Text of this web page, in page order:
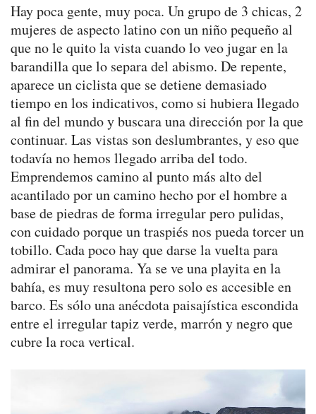
Hay poca gente, muy poca. Un grupo de 3 chicas, 2
mujeres de aspecto latino con un niño pequeño al
que no le quito la vista cuando lo veo jugar en la
barandilla que lo separa del abismo. De repente,
aparece un ciclista que se detiene demasiado
tiempo en los indicativos, como si hubiera llegado
al fin del mundo y buscara una dirección por la que
continuar. Las vistas son deslumbrantes, y eso que
todavía no hemos llegado arriba del todo.
Emprendemos camino al punto más alto del
acantilado por un camino hecho por el hombre a
base de piedras de forma irregular pero pulidas,
con cuidado porque un traspiés nos pueda torcer un
tobillo. Cada poco hay que darse la vuelta para
admirar el panorama. Ya se ve una playita en la
bahía, es muy resultona pero solo es accesible en
barco. Es sólo una anécdota paisajística escondida
entre el irregular tapiz verde, marrón y negro que
cubre la roca vertical.